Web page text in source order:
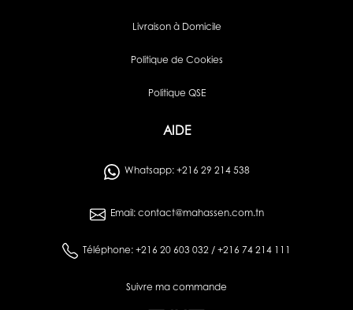
Livraison à Domicile
Politique de Cookies
Politique QSE
AIDE
Whatsapp: +216 29 214 538
Email: contact@mahassen.com.tn
Téléphone: +216 20 603 032 / +216 74 214 111
Suivre ma commande